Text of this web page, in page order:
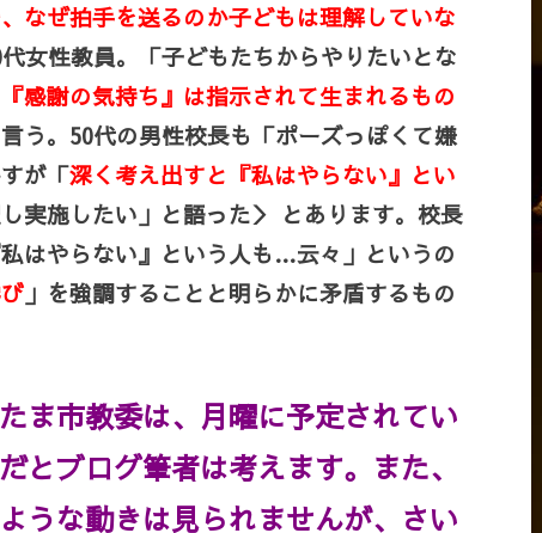
なぜ拍手を送るのか子どもは理解していな
代女性教員。「子どもたちからやりたいとな
『感謝の気持ち』は指示されて生まれるもの
う。50代の男性校長も「ポーズっぽくて嫌
が「深く考え出すと『私はやらない』とい
実施したい」と語った＞ とあります。校長
はやらない』という人も…云々」というの
」を強調することと明らかに矛盾するもの
ま市教委は、月曜に予定されてい
とブログ筆者は考えます。また、
うな動きは見られませんが、さい